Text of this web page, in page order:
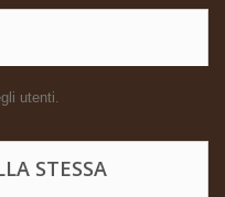
utenti.
STESSA